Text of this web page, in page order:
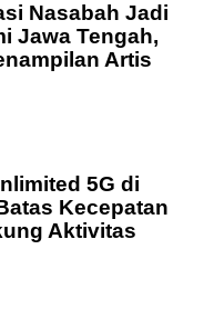
Nasabah Jadi
Jawa Tengah,
Artis
5G di
Kecepatan
Aktivitas